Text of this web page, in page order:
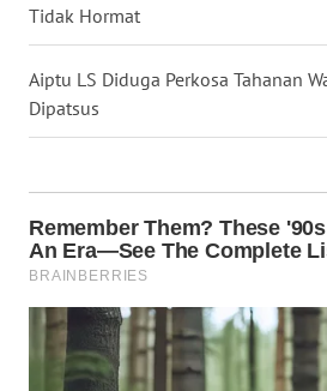
Tidak Hormat
Aiptu LS Diduga Perkosa Tahanan
Dipatsus
WN
KALTARA
KALSEL